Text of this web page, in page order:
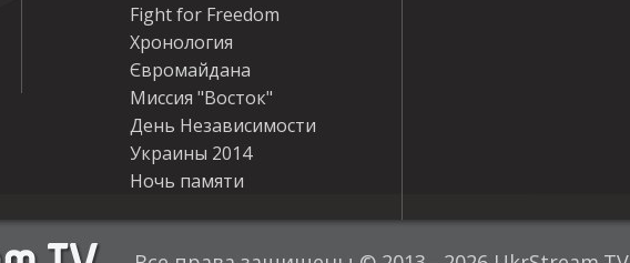
Fight for Freedom
Хронология
Євромайдана
Миссия "Восток"
День Независимости
Украины 2014
Ночь памяти